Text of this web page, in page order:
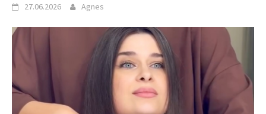
27.06.2026 Agnes